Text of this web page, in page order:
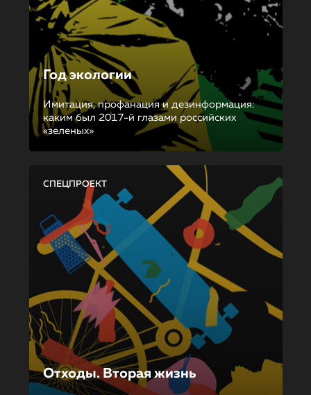
Год экологии
Имитация, профанация и дезинформация:
каким был 2017-й глазами российских
«зеленых»
СПЕЦПРОЕКТ
Отходы. Вторая жизнь